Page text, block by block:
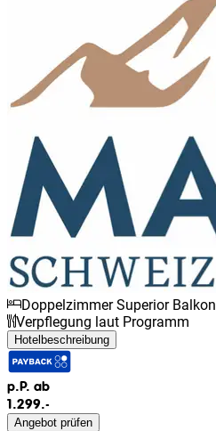
Doppelzimmer Superior Balkon
Verpflegung laut Programm
Hotelbeschreibung
p.P. ab
1.299.-
Angebot prüfen